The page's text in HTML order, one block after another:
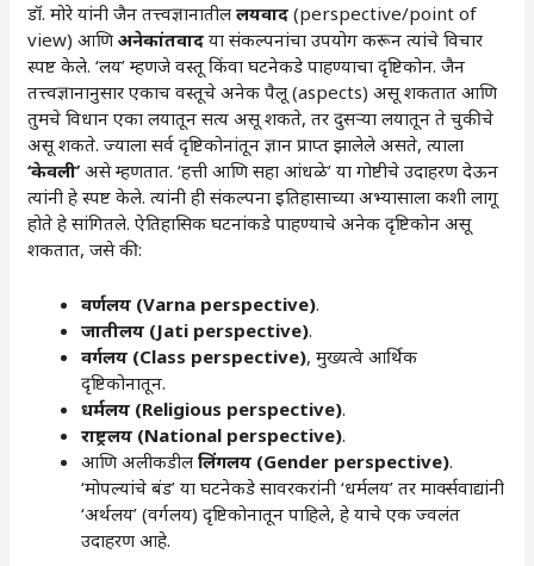
डॉ. मोरे यांनी जैन तत्त्वज्ञानातीललयवाद (perspective/point of
view) आणिअनेकांतवाद या संकल्पनांचा उपयोग करून त्यांचे विचार
स्पष्ट केले. ‘लय’ म्हणजे वस्तू किंवा घटनेकडे पाहण्याचा दृष्टिकोन. जैन
तत्त्वज्ञानानुसार एकाच वस्तूचे अनेक पैलू (aspects) असू शकतात आणि
तुमचे विधान एका लयातून सत्य असू शकते, तर दुसऱ्या लयातून ते चुकीचे
असू शकते. ज्याला सर्व दृष्टिकोनांतून ज्ञान प्राप्त झालेले असते, त्याला
‘केवली’ असे म्हणतात. ‘हत्ती आणि सहा आंधळे’ या गोष्टीचे उदाहरण देऊन
त्यांनी हे स्पष्ट केले. त्यांनी ही संकल्पना इतिहासाच्या अभ्यासाला कशी लागू
होते हे सांगितले. ऐतिहासिक घटनांकडे पाहण्याचे अनेक दृष्टिकोन असू
शकतात, जसे की:
वर्णलय (Varna perspective).
जातीलय (Jati perspective).
वर्गलय (Class perspective), मुख्यत्वे आर्थिक
दृष्टिकोनातून.
धर्मलय (Religious perspective).
राष्ट्रलय (National perspective).
आणि अलीकडीललिंगलय (Gender perspective).
‘मोपल्यांचे बंड’ या घटनेकडे सावरकरांनी ‘धर्मलय’ तर मार्क्सवाद्यांनी
‘अर्थलय’ (वर्गलय) दृष्टिकोनातून पाहिले, हे याचे एक ज्वलंत
उदाहरण आहे.